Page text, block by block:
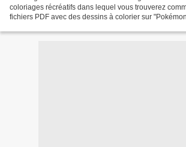
coloriages récréatifs dans lequel vous trouverez
fichiers PDF avec des dessins à colorier sur